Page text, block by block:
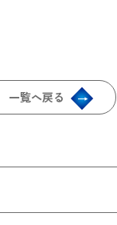
一覧へ戻る